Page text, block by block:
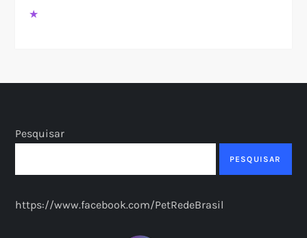
★
Pesquisar
PESQUISAR
https://www.facebook.com/PetRedeBrasil